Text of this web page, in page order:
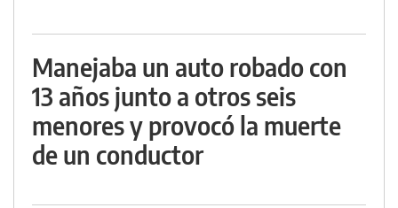
Manejaba un auto robado con
13 años junto a otros seis
menores y provocó la muerte
de un conductor